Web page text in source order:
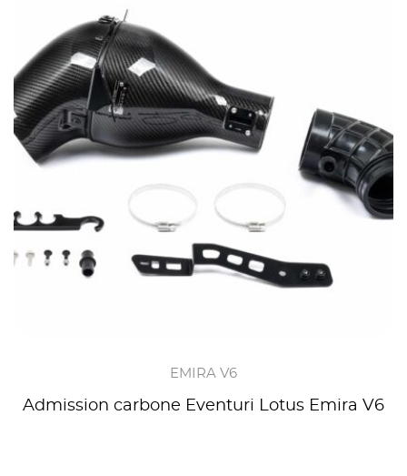
EMIRA V6
Admission carbone Eventuri Lotus Emira V6